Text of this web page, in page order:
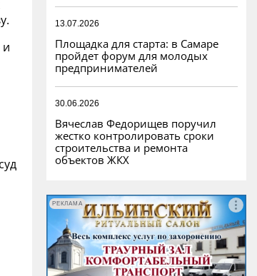
и
13.07.2026
Площадка для старта: в Самаре
пройдет форум для молодых
предпринимателей
30.06.2026
Вячеслав Федорищев поручил
жестко контролировать сроки
строительства и ремонта
объектов ЖКХ
РЕКЛАМА